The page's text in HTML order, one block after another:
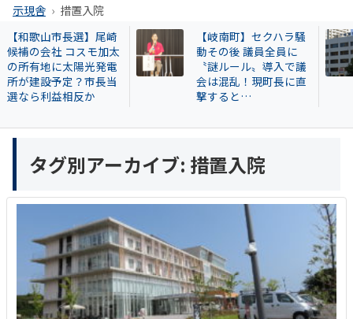
示現舎 措置入院
【岐南町】セクハラ騒
動その後 議員全員に
〝謎ルール〟導入で議
会は混乱！現町長に直
撃すると…
【名古屋市】
署員は保護し
場に戻したか
遺棄事件が影
タグ別アーカイブ: 措置入院